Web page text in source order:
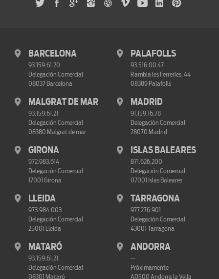
BARCELONA
93.159.61.20
Delegación Comercial
08037 Barcelona
PALAFOLLS
93.516.00.47
Rambla les Ferreries, 44
08389 Palafolls
MALGRAT DE MAR
93.159.61.21
Delegación Comercial
08380 Malgrat de mar
MADRID
91.159.16.78
Delegación Comercial
28070 Madrid
GIRONA
972.983.614
Delegación Comercial
17001 Girona
ISLAS BALEARES
871.626.200
Delegación Comercial
07001 Islas Baleares
LLEIDA
973.984.003
Delegación Comercial
25001 Lleida
TARRAGONA
977.276.901
Delegación Comercial
43001 Tarragona
MATARÓ
93.159.61.21
Delegación Comercial
08301 Mataró
ANDORRA
--
Próximamente
AD500 Andorra la Vella